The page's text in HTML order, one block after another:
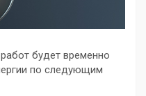
будет временно
по следующим